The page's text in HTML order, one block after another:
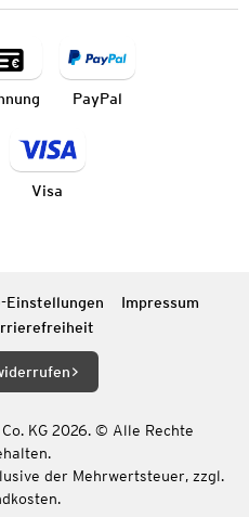
PayPal
Visa
Einstellungen
Impressum
KG 2026. © Alle Rechte
der Mehrwertsteuer, zzgl.